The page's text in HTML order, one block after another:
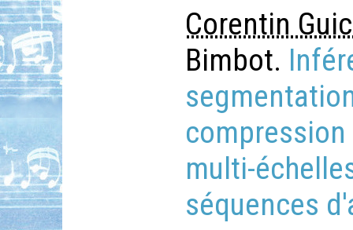
Corentin
Bimbot.
multi-
séquences